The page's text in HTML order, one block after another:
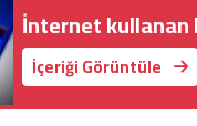
İnternet kullanan
İçeriği Görüntüle